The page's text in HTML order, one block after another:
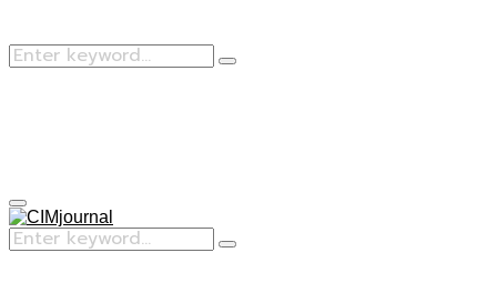
Search
Search
Primary
Menu
Search
for:
Search